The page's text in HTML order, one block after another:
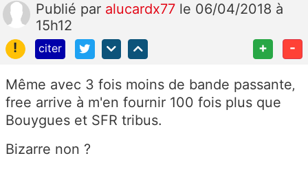
Publié par alucardx77 le 06/04/2018 à
15h12
!
citer + -
Même avec 3 fois moins de bande passante‚
free arrive à m'en fournir 100 fois plus que
Bouygues et SFR tribus.
Bizarre non ?